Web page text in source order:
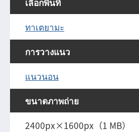
ทาเตยามะ
การวางแนว
แนวนอน
ขนาดภาพถ่าย
2400px×1600px（1 MB）